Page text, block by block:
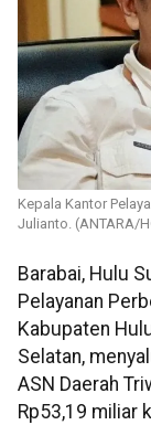
Kepala Kantor
Julianto. (ANTARA/
Barabai, Hulu
Pelayanan
Kabupaten
Selatan,
ASN Daerah
Rp53,19 miliar